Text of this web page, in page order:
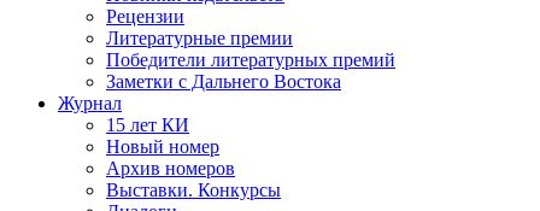
Рецензии
Литературные премии
Победители литературных премий
Заметки с Дальнего Востока
Журнал
15 лет КИ
Новый номер
Архив номеров
Выставки. Конкурсы